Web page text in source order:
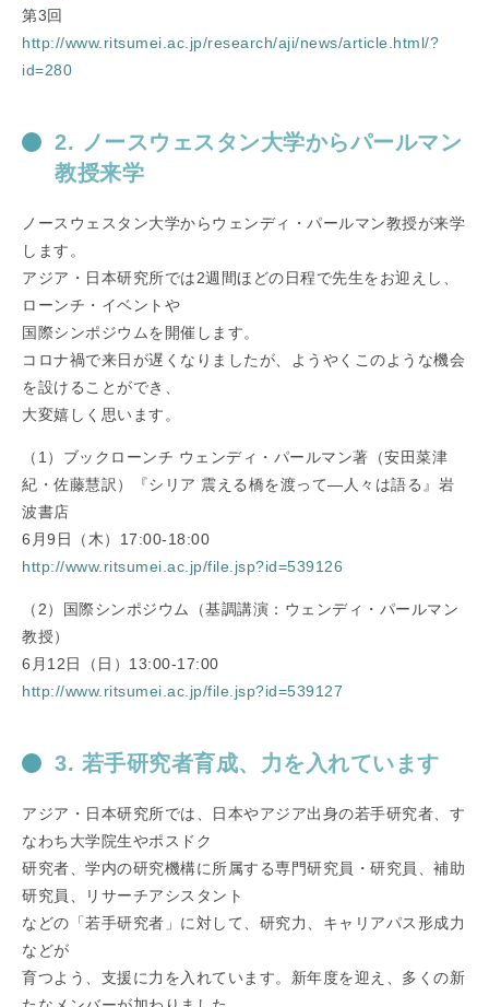
第3回
http://www.ritsumei.ac.jp/research/aji/news/article.html/?
id=280
2. ノースウェスタン大学からパールマン
教授来学
ノースウェスタン大学からウェンディ・パールマン教授が来学
します。
アジア・日本研究所では2週間ほどの日程で先生をお迎えし、
ローンチ・イベントや
国際シンポジウムを開催します。
コロナ禍で来日が遅くなりましたが、ようやくこのような機会
を設けることができ、
大変嬉しく思います。
（1）ブックローンチ ウェンディ・パールマン著（安田菜津
紀・佐藤慧訳）『シリア 震える橋を渡って―人々は語る』岩
波書店
6月9日（木）17:00-18:00
http://www.ritsumei.ac.jp/file.jsp?id=539126
（2）国際シンポジウム（基調講演：ウェンディ・パールマン
教授）
6月12日（日）13:00-17:00
http://www.ritsumei.ac.jp/file.jsp?id=539127
3. 若手研究者育成、力を入れています
アジア・日本研究所では、日本やアジア出身の若手研究者、す
なわち大学院生やポスドク
研究者、学内の研究機構に所属する専門研究員・研究員、補助
研究員、リサーチアシスタント
などの「若手研究者」に対して、研究力、キャリアパス形成力
などが
育つよう、支援に力を入れています。新年度を迎え、多くの新